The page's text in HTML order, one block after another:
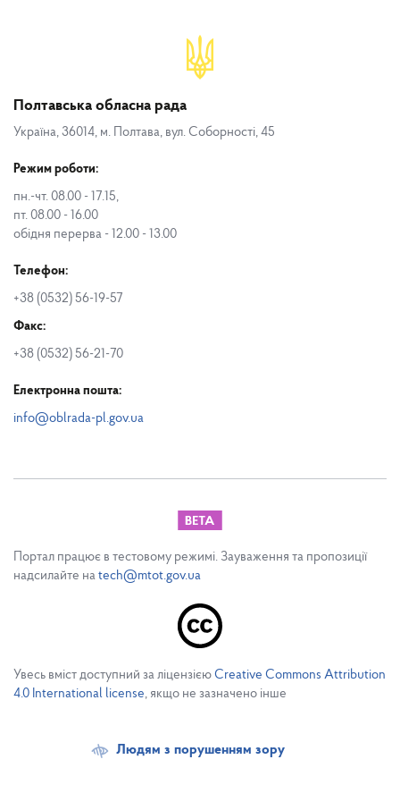
Полтавська обласна рада
Україна, 36014, м. Полтава, вул. Соборності, 45
Режим роботи:
пн.-чт. 08.00 - 17.15,
пт. 08.00 - 16.00
обідня перерва - 12.00 - 13.00
Телефон:
+38 (0532) 56-19-57
Факс:
+38 (0532) 56-21-70
Електронна пошта:
info@oblrada-pl.gov.ua
Портал працює в тестовому режимі. Зауваження та пропозиції
надсилайте на tech@mtot.gov.ua
Увесь вміст доступний за ліцензією Creative Commons Attribution
4.0 International license, якщо не зазначено інше
Людям з порушенням зору